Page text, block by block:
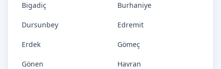
Bigadiç Burhaniye
Dursunbey Edremit
Erdek Gömeç
Gönen Havran